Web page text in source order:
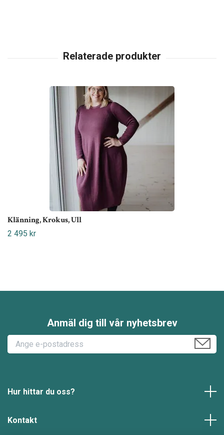
Klänning, Krokus, Ull
2 495 kr
Anmäl dig till vår nyhetsbrev
Hur hittar du oss?
Kontakt